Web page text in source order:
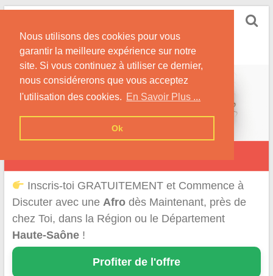
Nous utilisons des cookies pour vous
garantir la meilleure expérience sur notre
site. Si vous continuez à utiliser ce dernier,
nous considérerons que vous acceptez
l'utilisation des cookies. En Savoir Plus ...
Ok
Skip
content
Conseils pour des Rencontres Coquines avec des
Afros !
Inscris-toi GRATUITEMENT et Commence à
Discuter avec une Afrodès Maintenant, près de
chez Toi, dans la Région ou le Département
Haute-Saône!
Profiter de l'offre